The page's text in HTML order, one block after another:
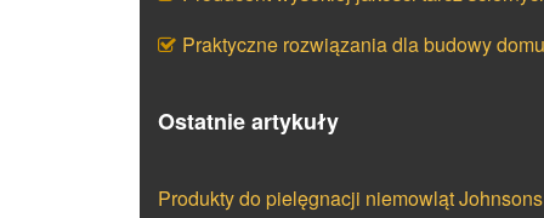
Praktyczne rozwiązania dla budowy domu
Ostatnie artykuły
Produkty do pielęgnacji niemowląt